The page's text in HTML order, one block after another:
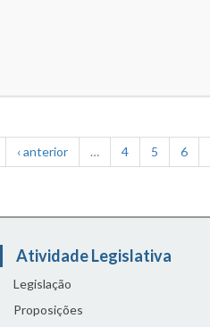
‹ anterior … 4 5 6
Atividade Legislativa
Legislação
Proposições